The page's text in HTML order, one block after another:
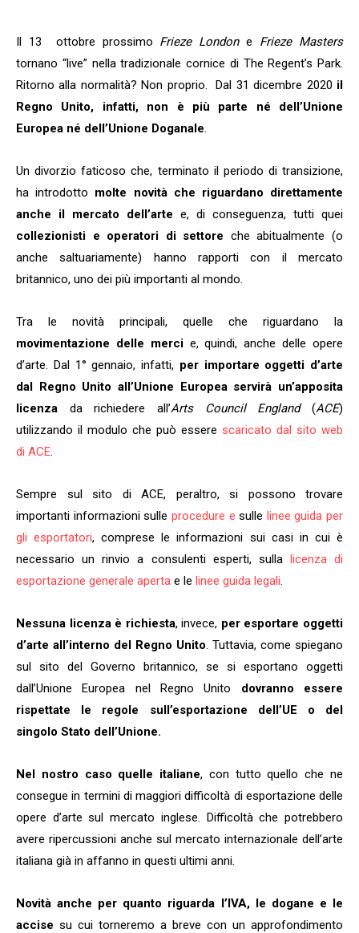
Il 13 ottobre prossimo Frieze Londone Frieze Masters
tornano “live” nella tradizionale cornice di The Regent’s Park.
Ritorno alla normalità? Non proprio. Dal 31 dicembre 2020 il
Regno Unito, infatti, non è più parte né dell’Unione
Europea né dell’Unione Doganale
Un divorzio faticoso che, terminato il periodo di transizione,
ha introdotto molte novità che riguardano direttamente
anche il mercato dell’arte e, di conseguenza, tutti quei
collezionisti e operatori di settore che abitualmente (o
anche saltuariamente) hanno rapporti con il mercato
britannico, uno dei più importanti al mondo.
Tra le novità principali, quelle che riguardano la
movimentazione delle mercie, quindi, anche delle opere
d’arte. Dal 1° gennaio, infatti, per importare oggetti d’arte
dal Regno Unito all’Unione Europea servirà un’apposita
licenza da richiedere all’Arts Council England (ACE)
utilizzando il modulo che può essere scaricato dal sito web
di ACE
Sempre sul sito di ACE, peraltro, si possono trovare
importanti informazioni sulle procedure e sulle linee guida per
gli esportatori, comprese le informazioni sui casi in cui è
necessario un rinvio a consulenti esperti, sulla licenza di
esportazione generale aperta e le linee guida legali
Nessuna licenza è richiesta, invece, per esportare oggetti
d’arte all’interno del Regno Unito . Tuttavia, come spiegano
sul sito del Governo britannico, se si esportano oggetti
dall’Unione Europea nel Regno Unito dovranno essere
rispettate le regole sull’esportazione dell’UE o del
singolo Stato dell’Unione.
Nel nostro caso quelle italiane, con tutto quello che ne
consegue in termini di maggiori difficoltà di esportazione delle
opere d’arte sul mercato inglese. Difficoltà che potrebbero
avere ripercussioni anche sul mercato internazionale dell’arte
italiana già in affanno in questi ultimi anni.
Novità anche per quanto riguarda l’IVA, le dogane e le
accise su cui torneremo a breve con un approfondimento